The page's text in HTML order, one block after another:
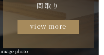
間取り
view more
image photo